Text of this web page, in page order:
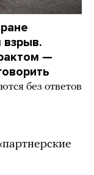
—
без ответов